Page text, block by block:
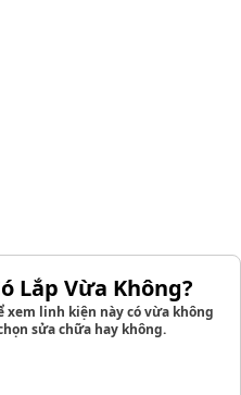
Lắp Vừa Không?
xem linh kiện này có vừa không
sửa chữa hay không.